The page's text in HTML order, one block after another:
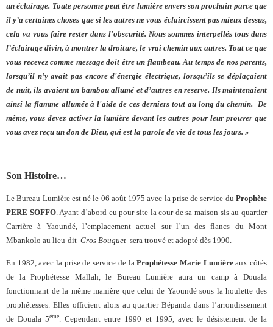
un éclairage. Toute personne peut être lumière envers son prochain parce que
il y’a certaines choses que si les autres ne vous éclaircissent pas mieux dessus,
cela va vous faire rester dans l’obscurité. Nous sommes interpellés tous dans
l’éclairage divin, à montrer la droiture, le vrai chemin aux autres. Tout ce que
vous recevez comme message doit être un flambeau. Au temps de nos parents,
lorsqu’il n’y avait pas encore d'énergie électrique, lorsqu’ils se déplaçaient
de nuit, ils avaient un bambou allumé et d’autres en reserve. Ils maintenaient
ainsi la flamme allumée à l'aide de ces derniers tout au long du chemin. De
même, vous devez activer la lumière devant les autres pour leur prouver que
vous avez reçu un don de Dieu, qui est la parole de vie de tous les jours. »
Son Histoire…
Le Bureau Lumière est né le 06 août 1975 avec la prise de service du Prophète
PERE SOFFO. Ayant d’abord eu pour site la cour de sa maison sis au quartier
Carrière à Yaoundé, l’emplacement actuel sur l’un des flancs du Mont
Mbankolo au lieu-dit Gros Bouquet sera trouvé et adopté dès 1990.
En 1982, avec la prise de service de laProphétesse Marie Lumièreaux côtés
de la Prophétesse Mallah, le Bureau Lumière aura un camp à Douala
fonctionnant de la même manière que celui de Yaoundé sous la houlette des
prophétesses. Elles officient alors au quartier Bépanda dans l’arrondissement
de Douala 5ème
. Cependant entre 1990 et 1995, avec le désistement de la